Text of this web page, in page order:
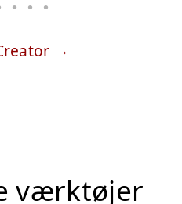
værktøjer